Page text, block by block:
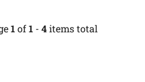
1of1 - 4items total